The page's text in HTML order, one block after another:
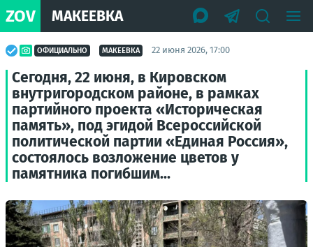
ZOV МАКЕЕВКА
ОФИЦИАЛЬНО МАКЕЕВКА 22 июня 2026, 17:00
Сегодня, 22 июня, в Кировском
внутригородском районе, в рамках
партийного проекта «Историческая
память», под эгидой Всероссийской
политической партии «Единая Россия»,
состоялось возложение цветов у
памятника погибшим...